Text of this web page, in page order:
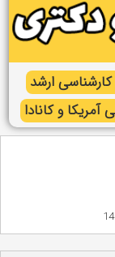
ارشد
آمریکا و کانادا